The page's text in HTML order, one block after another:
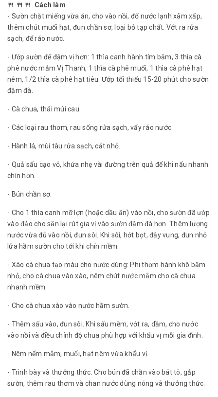
🍴 🍴 🍴 Cách làm
- Sườn chặt miếng vừa ăn, cho vào nồi, đổ nước lạnh xâm xấp,
thêm chút muối hạt, đun chần sơ, loại bỏ tạp chất. Vớt ra rửa
sạch, để ráo nước.
- Ướp sườn để đậm vị hơn: 1 thìa canh hành tím băm, 3 thìa cà
phê nước mắm Vị Thanh, 1 thìa cà phê muối, 1 thìa cà phê hạt
nêm, 1/2 thìa cà phê hạt tiêu. Ướp tối thiểu 15-20 phút cho sườn
đậm đà.
- Cà chua, thái múi cau.
- Các loại rau thơm, rau sống rửa sạch, vẩy ráo nước.
- Hành lá, mùi tàu rửa sạch, cắt nhỏ.
- Quả sấu cạo vỏ, khứa nhẹ vài đường trên quả để khi nấu nhanh
chín hơn.
- Bún chần sơ.
- Cho 1 thìa canh mỡ lợn (hoặc dầu ăn) vào nồi, cho sườn đã ướp
vào đảo cho săn lại rút gia vị vào sườn đậm đà hơn. Thêm lượng
nước vừa đủ vào nồi, đun sôi. Khi sôi, hớt bọt, đậy vung, đun nhỏ
lửa hầm sườn cho tới khi chín mềm.
- Xào cà chua tạo màu cho nước dùng: Phi thơm hành khô băm
nhỏ, cho cà chua vào xào, nêm chút nước mắm cho cà chua
nhanh mềm.
- Cho cà chua xào vào nước hầm sườn.
- Thêm sấu vào, đun sôi. Khi sấu mềm, vớt ra, dầm, cho nước
vào nồi và điều chỉnh độ chua phù hợp với khẩu vị mỗi gia đình.
- Nêm nếm mắm, muối, hạt nêm vừa khẩu vị.
- Trình bày và thưởng thức: Cho bún đã chần vào bát tô, gắp
sườn, thêm rau thơm và chan nước dùng nóng và thưởng thức.